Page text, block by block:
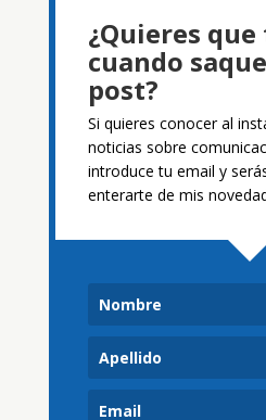
¿Quieres
cuando
post?
Si quieres conocer al
noticias sobre
introduce tu email y
enterarte de mis